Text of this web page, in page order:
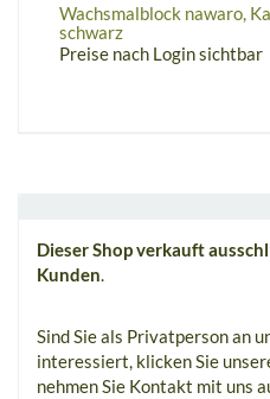
Wachsmalblock nawaro,
schwarz
Preise nach Login sichtbar
Dieser Shop verkauft
Kunden.
Sind Sie als Privatperson an
interessiert, klicken Sie
nehmen Sie Kontakt mit uns